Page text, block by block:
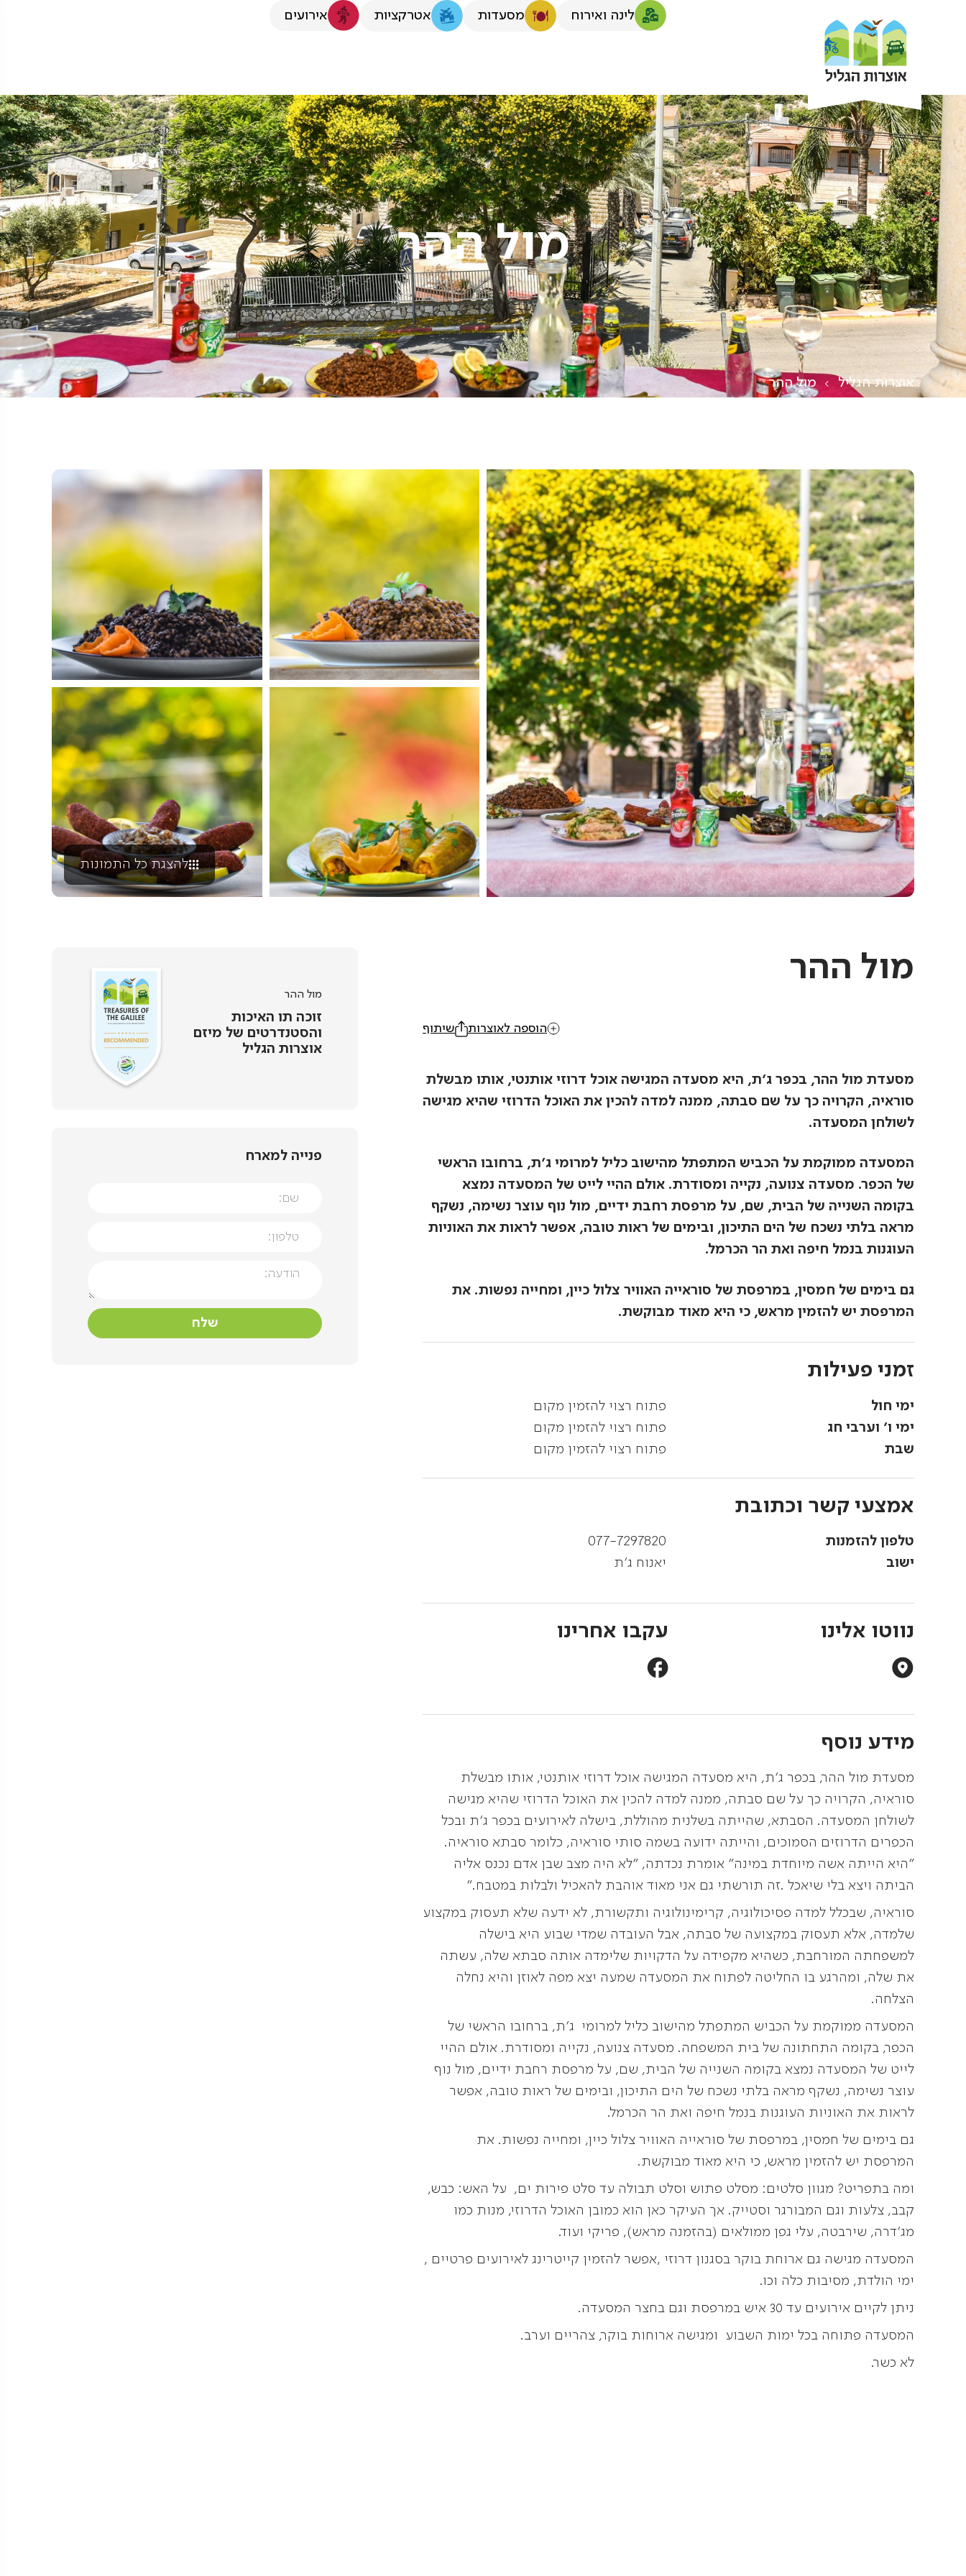
לינה ואירוח מסעדות אטרקציות אירועים
מול ההר
אוצרות הגליל מול ההר
להצגת כל התמונות
מול ההר
שיתוף הוספה לאוצרות
מסעדת מול ההר, בכפר ג'ת, היא מסעדה המגישה אוכל דרוזי אותנטי, אותו מבשלת
סוראיה, הקרויה כך על שם סבתה, ממנה למדה להכין את האוכל הדרוזי שהיא מגישה
לשולחן המסעדה.
המסעדה ממוקמת על הכביש המתפתל מהישוב כליל למרומי ג'ת, ברחובו הראשי
של הכפר. מסעדה צנועה, נקייה ומסודרת. אולם ההיי לייט של המסעדה נמצא
בקומה השנייה של הבית, שם, על מרפסת רחבת ידיים, מול נוף עוצר נשימה, נשקף
מראה בלתי נשכח של הים התיכון, ובימים של ראות טובה, אפשר לראות את האוניות
העוגנות בנמל חיפה ואת הר הכרמל.
גם בימים של חמסין, במרפסת של סוראייה האוויר צלול כיין, ומחייה נפשות. את
המרפסת יש להזמין מראש, כי היא מאוד מבוקשת.
זמני פעילות
ימי חול
פתוח רצוי להזמין מקום
ימי ו' וערבי חג
פתוח רצוי להזמין מקום
שבת
פתוח רצוי להזמין מקום
אמצעי קשר וכתובת
טלפון להזמנות
077-7297820
ישוב
יאנוח ג'ת
נווטו אלינו עקבו אחרינו
מידע נוסף
מסעדת מול ההר, בכפר ג'ת, היא מסעדה המגישה אוכל דרוזי אותנטי, אותו מבשלת
סוראיה, הקרויה כך על שם סבתה, ממנה למדה להכין את האוכל הדרוזי שהיא מגישה
לשולחן המסעדה. הסבתא, שהייתה בשלנית מהוללת, בישלה לאירועים בכפר ג'ת ובכל
הכפרים הדרוזים הסמוכים, והייתה ידועה בשמה סותי סוראיה, כלומר סבתא סוראיה.
"היא הייתה אשה מיוחדת במינה" אומרת נכדתה, "לא היה מצב שבן אדם נכנס אליה
הביתה ויצא בלי שיאכל .זה תורשתי גם אני מאוד אוהבת להאכיל ולבלות במטבח."
סוראיה, שבכלל למדה פסיכולוגיה, קרימינולוגיה ותקשורת, לא ידעה שלא תעסוק במקצוע
שלמדה, אלא תעסוק במקצועה של סבתה, אבל העובדה שמדי שבוע היא בישלה
למשפחתה המורחבת, כשהיא מקפידה על הדקויות שלימדה אותה סבתא שלה, עשתה
את שלה, ומהרגע בו החליטה לפתוח את המסעדה שמעה יצא מפה לאוזן והיא נחלה
הצלחה.
המסעדה ממוקמת על הכביש המתפתל מהישוב כליל למרומי ג'ת, ברחובו הראשי של
הכפר, בקומה התחתונה של בית המשפחה. מסעדה צנועה, נקייה ומסודרת. אולם ההיי
לייט של המסעדה נמצא בקומה השנייה של הבית, שם, על מרפסת רחבת ידיים, מול נוף
עוצר נשימה, נשקף מראה בלתי נשכח של הים התיכון, ובימים של ראות טובה, אפשר
לראות את האוניות העוגנות בנמל חיפה ואת הר הכרמל.
גם בימים של חמסין, במרפסת של סוראייה האוויר צלול כיין, ומחייה נפשות. את
המרפסת יש להזמין מראש, כי היא מאוד מבוקשת.
ומה בתפריט? מגוון סלטים: מסלט פתוש וסלט תבולה עד סלט פירות ים, על האש: כבש,
קבב, צלעות וגם המבורגר וסטייק. אך העיקר כאן הוא כמובן האוכל הדרוזי, מנות כמו
מג'דרה, שירבטה, עלי גפן ממולאים (בהזמנה מראש), פריקי ועוד.
המסעדה מגישה גם ארוחת בוקר בסגנון דרוזי ,אפשר להזמין קייטרינג לאירועים פרטיים ,
ימי הולדת, מסיבות כלה וכו.
ניתן לקיים אירועים עד 30 איש במרפסת וגם בחצר המסעדה.
המסעדה פתוחה בכל ימות השבוע ומגישה ארוחות בוקר, צהריים וערב.
לא כשר.
מול ההר
זוכה תו האיכות
והסטנדרטים של מיזם
אוצרות הגליל
פנייה למארח